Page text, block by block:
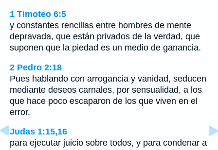
1 Timoteo 6:5
y constantes rencillas entre hombres de mente
depravada, que están privados de la verdad, que
suponen que la piedad es un medio de ganancia.
2 Pedro 2:18
Pues hablando con arrogancia y vanidad, seducen
mediante deseos carnales, por sensualidad, a los
que hace poco escaparon de los que viven en el
error.
Judas 1:15,16
para ejecutar juicio sobre todos, y para condenar a